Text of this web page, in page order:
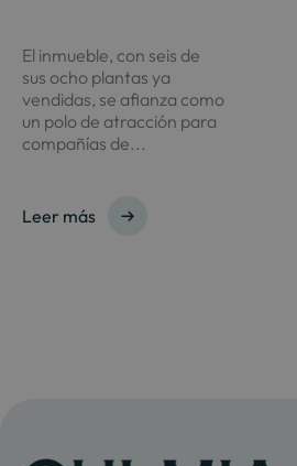
El inmueble, con seis de
sus ocho plantas ya
vendidas, se afianza como
un polo de atracción para
compañías de...
Leer más